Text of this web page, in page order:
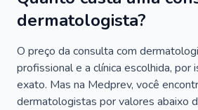
dermatologista?
O preço da consulta com
profissional e a clínica escolhida, por
exato. Mas na Medprev, você
dermatologistas por valores abaixo